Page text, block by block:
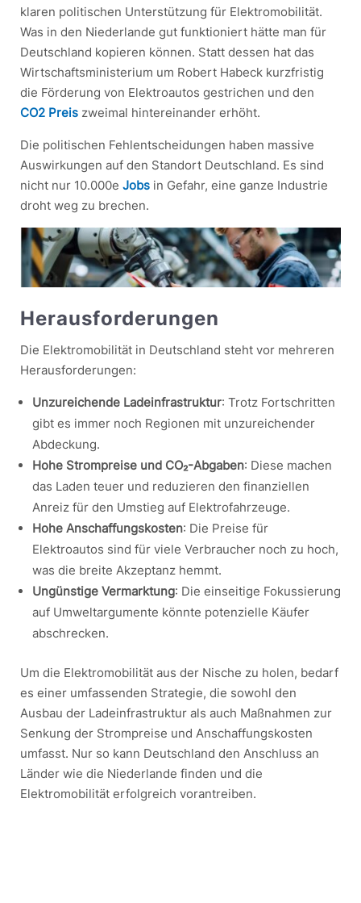
klaren politischen Unterstützung für Elektromobilität.
Was in den Niederlande gut funktioniert hätte man für
Deutschland kopieren können. Statt dessen hat das
Wirtschaftsministerium um Robert Habeck kurzfristig
die Förderung von Elektroautos gestrichen und den
CO2 Preiszweimal hintereinander erhöht.
Die politischen Fehlentscheidungen haben massive
Auswirkungen auf den Standort Deutschland. Es sind
nicht nur 10.000e Jobsin Gefahr, eine ganze Industrie
droht weg zu brechen.
Herausforderungen
Die Elektromobilität in Deutschland steht vor mehreren
Herausforderungen:
Unzureichende Ladeinfrastruktur: Trotz Fortschritten
gibt es immer noch Regionen mit unzureichender
Abdeckung.
Hohe Strompreise und CO₂-Abgaben: Diese machen
das Laden teuer und reduzieren den finanziellen
Anreiz für den Umstieg auf Elektrofahrzeuge.
Hohe Anschaffungskosten: Die Preise für
Elektroautos sind für viele Verbraucher noch zu hoch,
was die breite Akzeptanz hemmt.
Ungünstige Vermarktung: Die einseitige Fokussierung
auf Umweltargumente könnte potenzielle Käufer
abschrecken.
Um die Elektromobilität aus der Nische zu holen, bedarf
es einer umfassenden Strategie, die sowohl den
Ausbau der Ladeinfrastruktur als auch Maßnahmen zur
Senkung der Strompreise und Anschaffungskosten
umfasst. Nur so kann Deutschland den Anschluss an
Länder wie die Niederlande finden und die
Elektromobilität erfolgreich vorantreiben.